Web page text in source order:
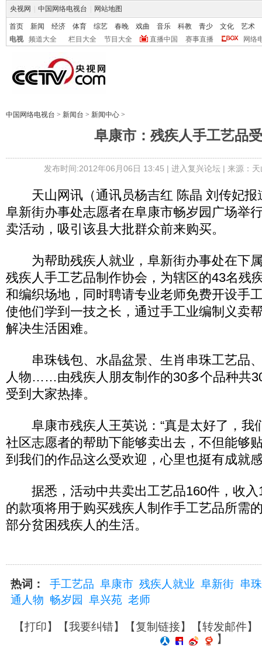
央视网 中国网络电视台 网站地图
首页 新闻 经济 体育 综艺 春晚 戏曲 音乐 科教 青少 文化
艺术
电视
频道大全 栏目大全 节目大全 直播中国 赛事直播 网络
中国网络电视台 > 新闻台 > 新闻中心 >
阜康市：残疾人手工艺品
发布时间:2012年06月06日 13:45 | 进入复兴论坛| 来源：
天山网讯（通讯员杨吉红 陈晶 刘传妃报
阜新街办事处志愿者在阜康市畅岁园广场举
卖活动，吸引该县大批群众前来购买。
为帮助残疾人就业，阜新街办事处在下
残疾人手工艺品制作协会，为辖区的43名残
和编织场地，同时聘请专业老师免费开设手
使他们学到一技之长，通过手工业编制义卖
解决生活困难。
串珠钱包、水晶盆景、生肖串珠工艺品
人物……由残疾人朋友制作的30多个品种共
受到大家热捧。
阜康市残疾人王英说：“真是太好了，我
社区志愿者的帮助下能够卖出去，不但能够
到我们的作品这么受欢迎，心里也挺有成就
据悉，活动中共卖出工艺品160件，收入
的款项将用于购买残疾人制作手工艺品所需
部分贫困残疾人的生活。
热词： 手工艺品 阜康市 残疾人就业 阜新街 串珠
通人物 畅岁园 阜兴苑 老师
【打印】【我要纠错】【复制链接】【转发邮件】
】